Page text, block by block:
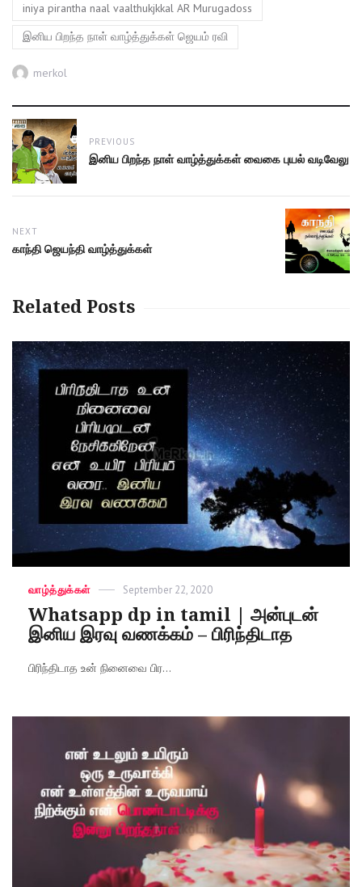
iniya pirantha naal vaalthukjkkal AR Murugadoss
இனிய பிறந்த நாள் வாழ்த்துக்கள் ஜெயம் ரவி
Author
merkol
Post
navigation
PREVIOUS
Previous
இனிய பிறந்த நாள் வாழ்த்துக்கள் வைகை புயல் வடிவேலு
NEXT
Next
காந்தி ஜெயந்தி வாழ்த்துக்கள்
Related Posts
Categories
வாழ்த்துக்கள்
Posted
on
September 22, 2020
Whatsapp dp in tamil | அன்புடன்
இனிய இரவு வணக்கம் – பிரிந்திடாத
பிரிந்திடாத உன் நினைவை பிர...